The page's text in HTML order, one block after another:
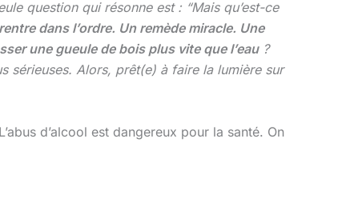
question qui résonne est : “Mais qu’est-ce
dans l’ordre. Un remède miracle. Une
une gueule de bois plus vite que l’eau?
sérieuses. Alors, prêt(e) à faire la lumière sur
d’alcool est dangereux pour la santé. On